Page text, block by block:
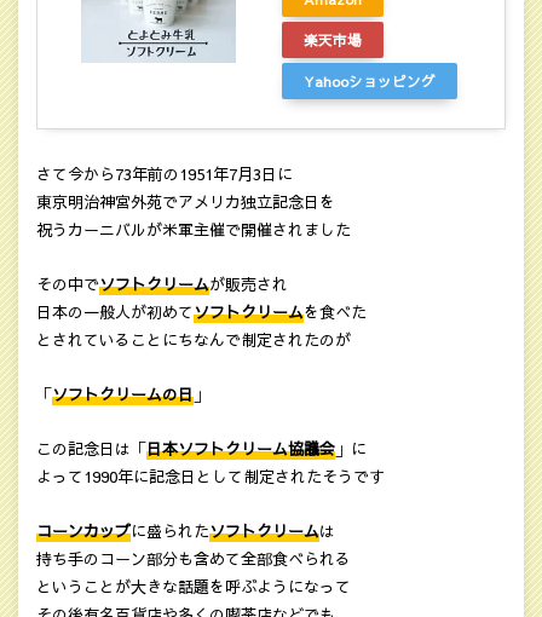
楽天市場
Yahooショッピング
さて今から73年前の1951年7月3日に
東京明治神宮外苑でアメリカ独立記念日を
祝うカーニバルが米軍主催で開催されました
その中でソフトクリームが販売され
日本の一般人が初めてソフトクリームを食べた
とされていることにちなんで制定されたのが
「ソフトクリームの日 」
この記念日は「日本ソフトクリーム協議会 」に
よって1990年に記念日として制定されたそうです
コーンカップに盛られたソフトクリームは
持ち手のコーン部分も含めて全部食べられる
ということが大きな話題を呼ぶようになって